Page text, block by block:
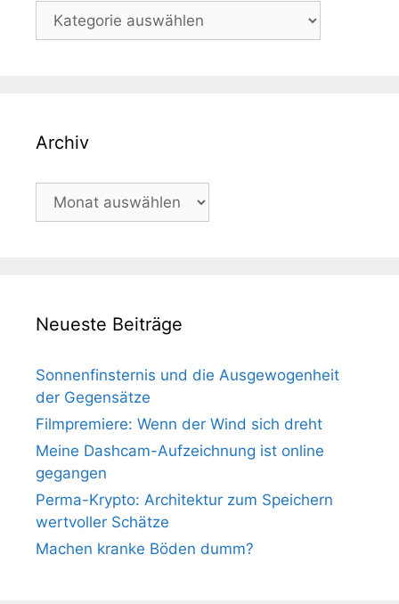
Kategorien
Archiv
Archiv
Neueste Beiträge
Sonnenfinsternis und die Ausgewogenheit
der Gegensätze
Filmpremiere: Wenn der Wind sich dreht
Meine Dashcam-Aufzeichnung ist online
gegangen
Perma-Krypto: Architektur zum Speichern
wertvoller Schätze
Machen kranke Böden dumm?